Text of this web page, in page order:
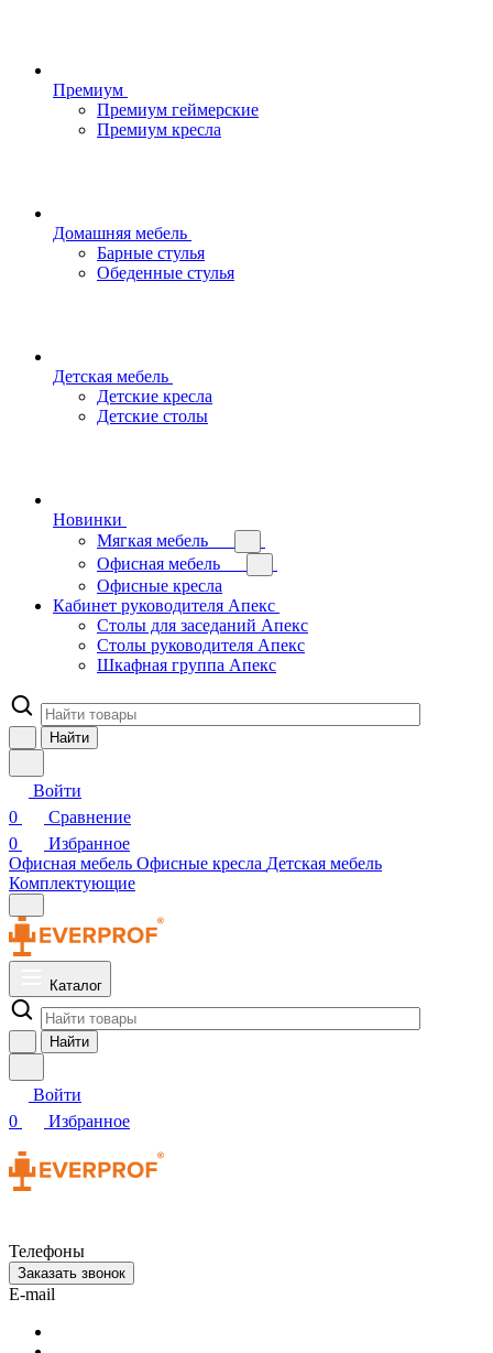
Премиум
Премиум геймерские
Премиум кресла
Домашняя мебель
Барные стулья
Обеденные стулья
Детская мебель
Детские кресла
Детские столы
Новинки
Мягкая мебель
Офисная мебель
Офисные кресла
Кабинет руководителя Апекс
Столы для заседаний Апекс
Столы руководителя Апекс
Шкафная группа Апекс
Найти
Войти
0
Сравнение
0
Избранное
Офисная мебель Офисные кресла Детская мебель
Комплектующие
Каталог
Найти
Войти
0
Избранное
Телефоны
Заказать звонок
E-mail